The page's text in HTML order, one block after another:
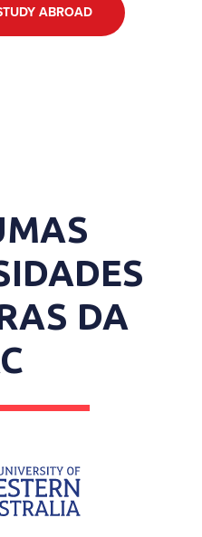
ABROAD
DA